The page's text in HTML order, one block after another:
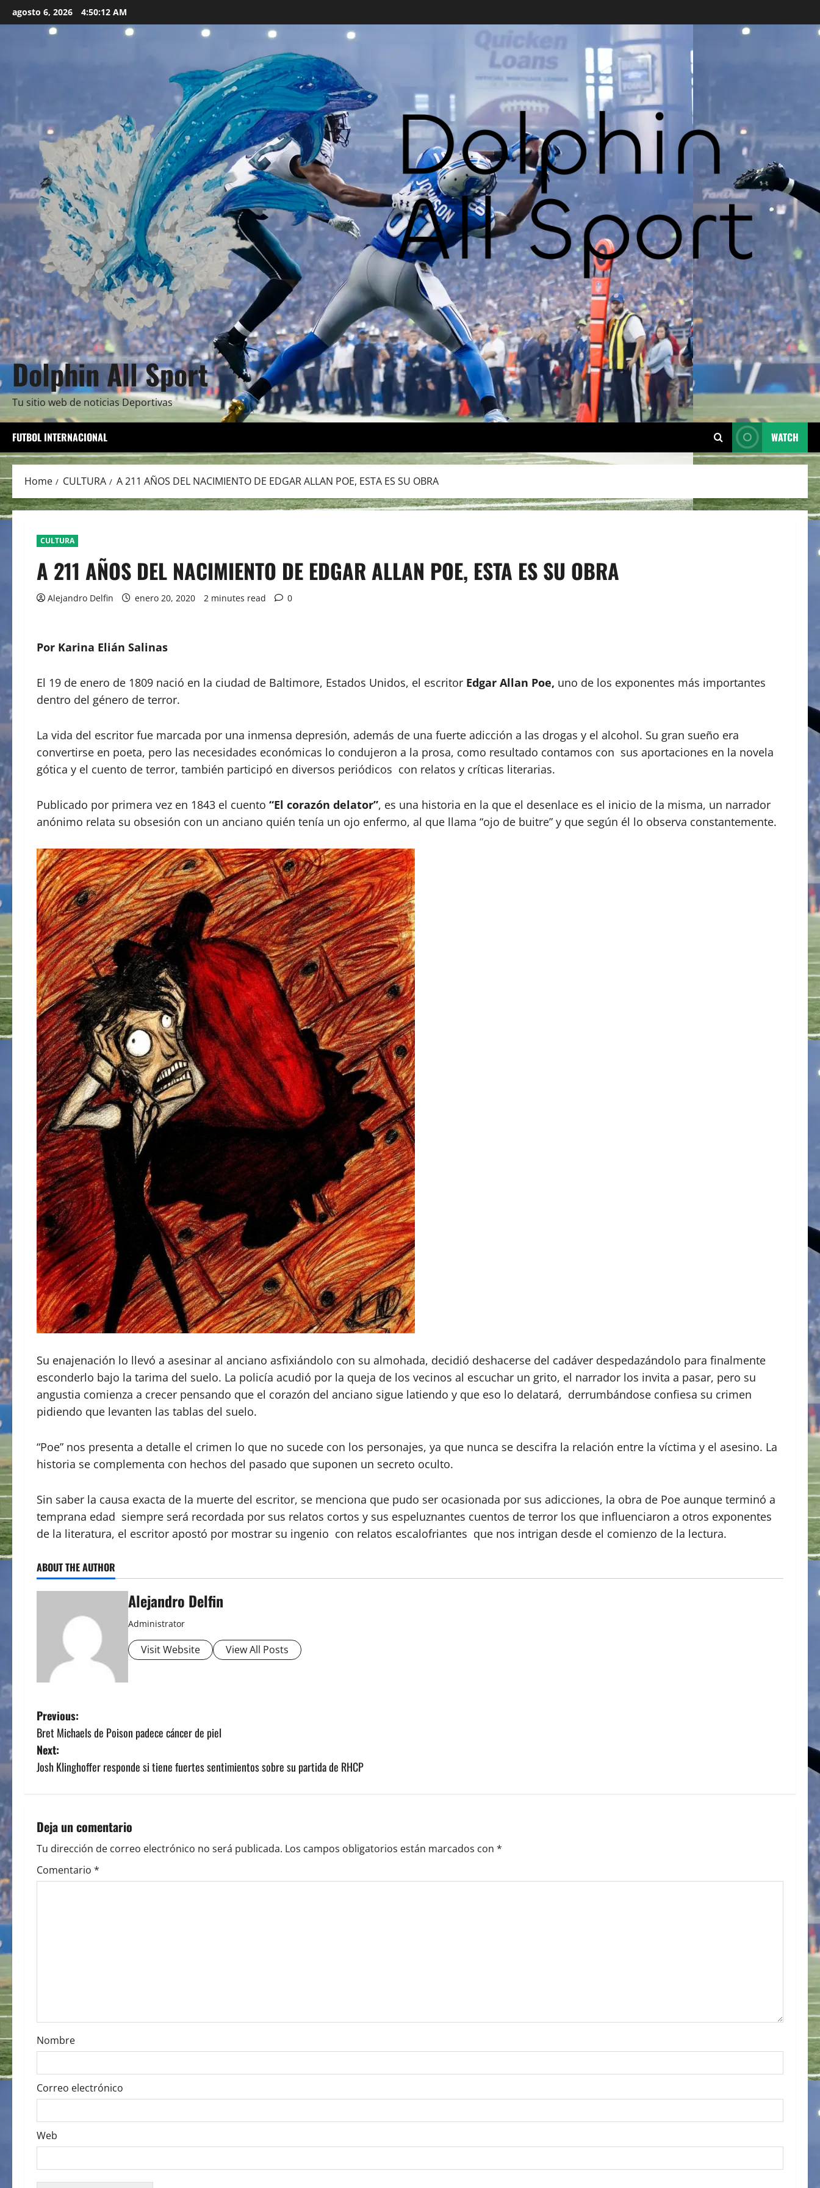
to
agosto 6, 2026 4:50:13 AM
Dolphin All Sport
Tu sitio web de noticias Deportivas
FUTBOL INTERNACIONAL WATCH
Home CULTURA A 211 AÑOS DEL NACIMIENTO DE EDGAR ALLAN POE, ESTA ES SU OBRA
CULTURA
A 211 AÑOS DEL NACIMIENTO DE EDGAR ALLAN POE, ESTA ES SU OBRA
Alejandro Delfin enero 20, 2020 2 minutes read 0
Por Karina Elián Salinas
El 19 de enero de 1809 nació en la ciudad de Baltimore, Estados Unidos, el escritor Edgar Allan Poe, uno de los exponentes más importantes
dentro del género de terror.
La vida del escritor fue marcada por una inmensa depresión, además de una fuerte adicción a las drogas y el alcohol. Su gran sueño era
convertirse en poeta, pero las necesidades económicas lo condujeron a la prosa, como resultado contamos con sus aportaciones en la novela
gótica y el cuento de terror, también participó en diversos periódicos con relatos y críticas literarias.
Publicado por primera vez en 1843 el cuento “El corazón delator”, es una historia en la que el desenlace es el inicio de la misma, un narrador
anónimo relata su obsesión con un anciano quién tenía un ojo enfermo, al que llama “ojo de buitre” y que según él lo observa constantemente.
Su enajenación lo llevó a asesinar al anciano asfixiándolo con su almohada, decidió deshacerse del cadáver despedazándolo para finalmente
esconderlo bajo la tarima del suelo. La policía acudió por la queja de los vecinos al escuchar un grito, el narrador los invita a pasar, pero su
angustia comienza a crecer pensando que el corazón del anciano sigue latiendo y que eso lo delatará, derrumbándose confiesa su crimen
pidiendo que levanten las tablas del suelo.
“Poe” nos presenta a detalle el crimen lo que no sucede con los personajes, ya que nunca se descifra la relación entre la víctima y el asesino. La
historia se complementa con hechos del pasado que suponen un secreto oculto.
Sin saber la causa exacta de la muerte del escritor, se menciona que pudo ser ocasionada por sus adicciones, la obra de Poe aunque terminó a
temprana edad siempre será recordada por sus relatos cortos y sus espeluznantes cuentos de terror los que influenciaron a otros exponentes
de la literatura, el escritor apostó por mostrar su ingenio con relatos escalofriantes que nos intrigan desde el comienzo de la lectura.
ABOUT THE AUTHOR
Alejandro Delfin
Administrator
Visit Website View All Posts
P
o
s
n
a
v
o
n
Previous:
Bret Michaels de Poison padece cáncer de piel
Next:
Josh Klinghoffer responde si tiene fuertes sentimientos sobre su partida de RHCP
Deja un comentario
Tu dirección de correo electrónico no será publicada. Los campos obligatorios están marcados con *
Comentario *
Nombre
Correo electrónico
Web